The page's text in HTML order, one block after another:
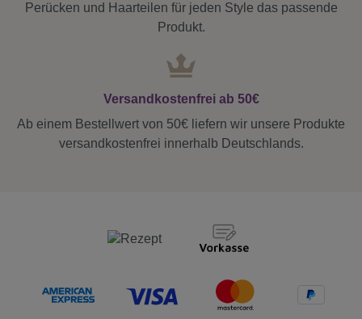
Perücken und Haarteilen für jeden Style das passende
Produkt.
Versandkostenfrei ab 50€
Ab einem Bestellwert von 50€ liefern wir unsere Produkte
versandkostenfrei innerhalb Deutschlands.